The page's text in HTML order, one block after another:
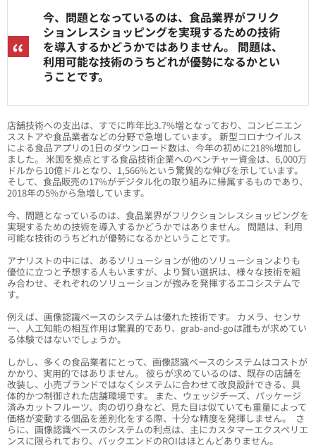
今、問題となっているのは、食品業界がフリク
ションレスショッピングを実現するための技術
を導入するかどうかではありません。 問題は、
利用可能な技術のうちどれが優勢になるかとい
うことです。
店舗技術への支出は、すでに昨年比3.7%増となっており、コンビニエン
スストアや食品業者などの分野で急増しています。 新型コロナウイルス
による食品アプリの1日のダウンロード数は、今年の初めに218%増加し
ました。 米国を拠点とする食品技術企業へのベンチャー資金は、6,000万
ドルから10億ドルとなり、1,566%という驚異的な伸びを示しています。
そして、食品販売の17%がデジタル化の取り組みに帰属するものであり、
2018年の5%から急増しています。
今、問題となっているのは、食品業界がフリクションレスショッピングを
実現するための技術を導入するかどうかではありません。 問題は、利用
可能な技術のうちどれが優勢になるかということです。
アナリストの中には、あるソリューションが他のソリューションよりも
優位に立つと予想する人もいますが、より賢い選択は、様々な技術を組
み合わせ、それぞれのソリューションが強みを発揮するエコシステムで
す。
例えば、画像認識ベースのシステムは優れた技術です。 カメラ、センサ
ー、人工知能の相互作用は驚異的であり、grab-and-goは誰もが求めてい
る体験ではないでしょうか。
しかし、多くの食品業者にとって、画像認識ベースのシステムはコストが
かかり、実用的ではありません。 彼らが求めているのは、既存の店舗を
改装し、小売ブランドではなくシステムに合わせて改良設計できる、具
体的かつ制御された店舗環境です。 また、ウェッジチーズ、パッケージ
済みカットフルーツ、肉の切り身など、見た目は似ていても重量によって
価格が変動する個品を差別化をする際、十分な精度を発揮しません。 さ
らに、画像認識ベースのシステムの利点は、主にカスタマーエクスペリエ
ンスに限られており、バックエンドのROIはほとんどありません。